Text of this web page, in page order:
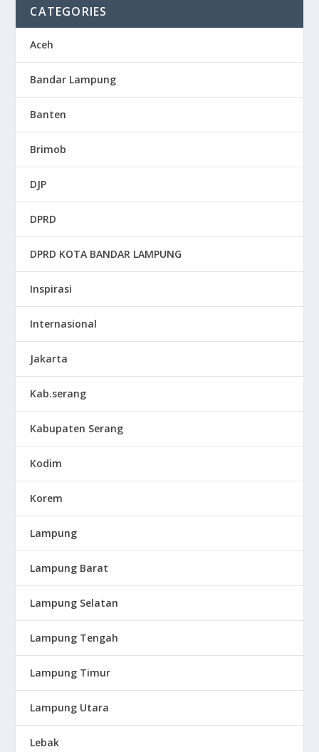
CATEGORIES
Aceh
Bandar Lampung
Banten
Brimob
DJP
DPRD
DPRD KOTA BANDAR LAMPUNG
Inspirasi
Internasional
Jakarta
Kab.serang
Kabupaten Serang
Kodim
Korem
Lampung
Lampung Barat
Lampung Selatan
Lampung Tengah
Lampung Timur
Lampung Utara
Lebak